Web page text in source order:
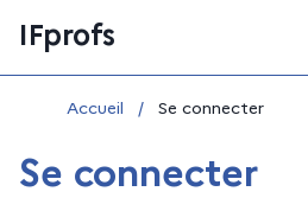
au
contenu
IFprofs
Vous êtes ici :
Accueil / Se connecter
Se connecter